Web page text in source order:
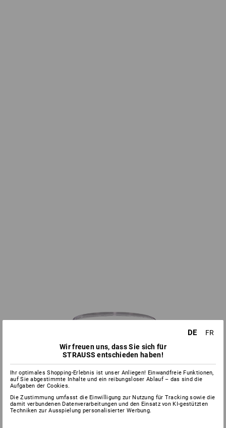
DE
FR
Wir freuen uns, dass Sie sich für
STRAUSS entschieden haben!
Ihr optimales Shopping-Erlebnis ist unser Anliegen! Einwandfreie Funktionen,
auf Sie abgestimmte Inhalte und ein reibungsloser Ablauf – das sind die
Aufgaben der Cookies.
Die Zustimmung umfasst die Einwilligung zur Nutzung für Tracking sowie die
damit verbundenen Datenverarbeitungen und den Einsatz von KI-gestützten
Techniken zur Ausspielung personalisierter Werbung.